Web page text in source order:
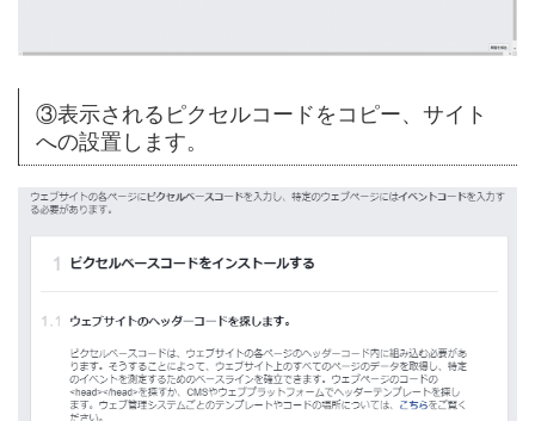
③表示されるピクセルコードをコピー、サイト
への設置します。